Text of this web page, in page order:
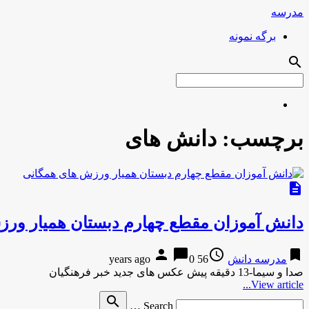
مدرسه
برگه نمونه
search
برچسب: دانش های
description
دانش آموزان مقطع چهارم دبستان همیار
bookmark مدرسه دانش access_time
56 years ago
person chat_bubble0
صدا و سیما-13 دقیقه پیش عکس های جدید خبر فرهنگیان
View article...
Search …
search